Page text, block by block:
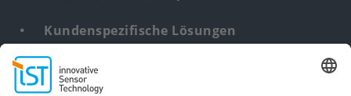
Kundenspezifische Lösungen
DNA & RNA Extraction Kits